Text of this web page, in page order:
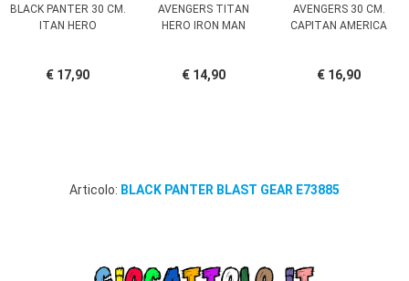
BLACK PANTER 30 CM.
ITAN HERO
€ 17,90
AVENGERS TITAN
HERO IRON MAN
€ 14,90
AVENGERS 30 CM.
CAPITAN AMERICA
€ 16,90
Articolo: BLACK PANTER BLAST GEAR E73885